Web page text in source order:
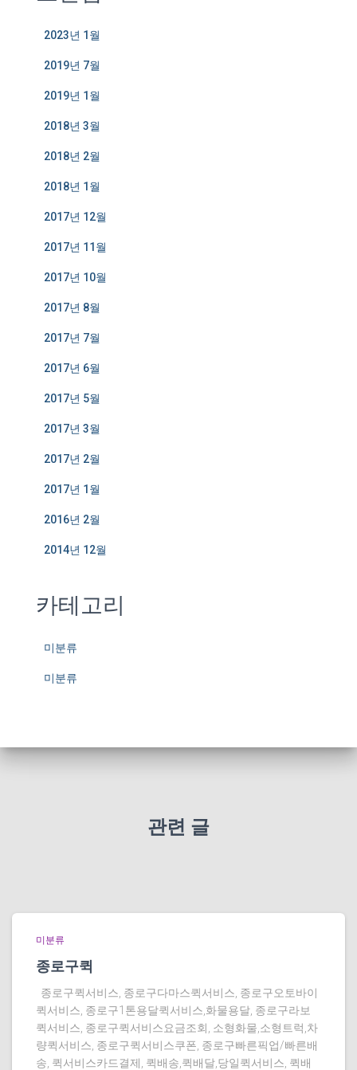
2023년 1월
2019년 7월
2019년 1월
2018년 3월
2018년 2월
2018년 1월
2017년 12월
2017년 11월
2017년 10월
2017년 8월
2017년 7월
2017년 6월
2017년 5월
2017년 3월
2017년 2월
2017년 1월
2016년 2월
2014년 12월
카테고리
미분류
미분류
관련 글
미분류
종로구퀵
종로구퀵서비스, 종로구다마스퀵서비스, 종로구오토바이
퀵서비스, 종로구1톤용달퀵서비스,화물용달, 종로구라보
퀵서비스, 종로구퀵서비스요금조회, 소형화물,소형트럭,차
량퀵서비스, 종로구퀵서비스쿠폰, 종로구빠른픽업/빠른배
송, 퀵서비스카드결제, 퀵배송,퀵배달,당일퀵서비스, 퀵배